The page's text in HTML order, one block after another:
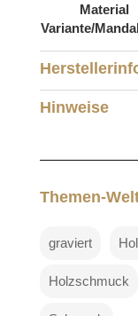
Material
Variante/
Hinweise
Themen-
graviert
Holzschmuck